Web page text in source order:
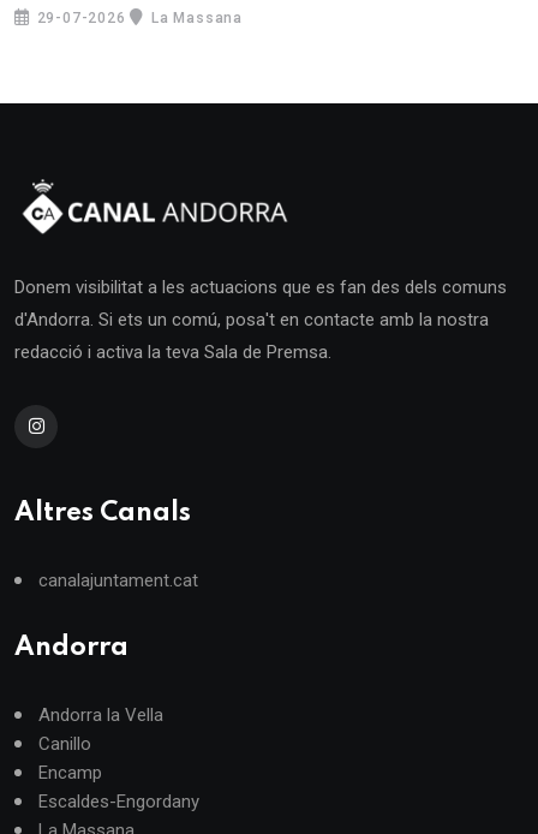
29-07-2026 La Massana
Donem visibilitat a les actuacions que es fan des dels comuns
d'Andorra. Si ets un comú, posa't en contacte amb la nostra
redacció i activa la teva Sala de Premsa.
Altres Canals
canalajuntament.cat
Andorra
Andorra la Vella
Canillo
Encamp
Escaldes-Engordany